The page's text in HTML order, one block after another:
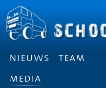
nieuws
team
media